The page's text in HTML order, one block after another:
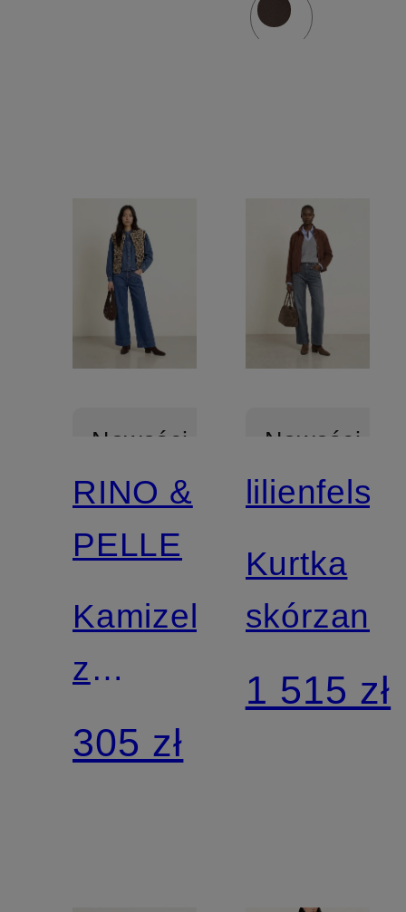
Nowości
RINO &
PELLE
Kamizelka
z
dzianiny
ELONA
305 zł
Nowości
lilienfels
Kurtka
skórzana
1 515 zł